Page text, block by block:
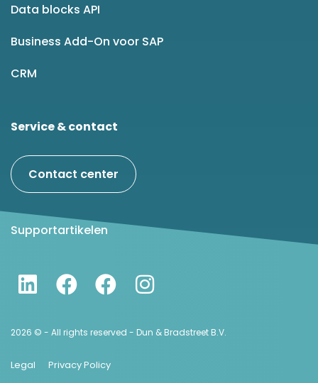
Data blocks API
Business Add-On voor SAP
CRM
Service & contact
Contact center
Supportartikelen
2026 © - All rights reserved - Dun & Bradstreet B.V.
Legal Privacy Policy